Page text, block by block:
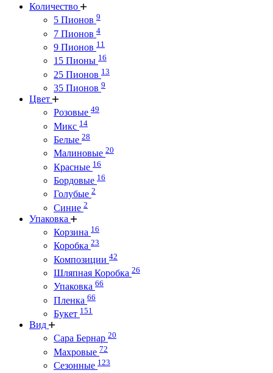
Количество
5 Пионов 9
7 Пионов 4
9 Пионов 11
15 Пионы 16
25 Пионов 13
35 Пионов 9
Цвет
Розовые 49
Микс 14
Белые 28
Малиновые 20
Красные 16
Бордовые 16
Голубые 2
Синие 2
Упаковка
Корзина 16
Коробка 23
Композиции 42
Шляпная Коробка 26
Упаковка 66
Пленка 66
Букет 151
Вид
Сара Бернар 20
Махровые 72
Сезонные 123